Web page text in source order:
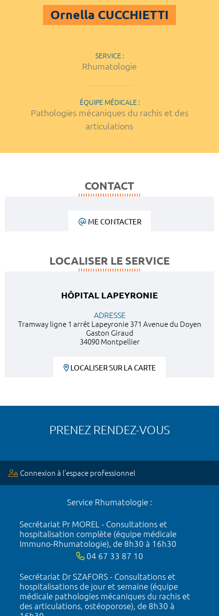
Ornella CUCCHIETTI
SERVICE :
Rhumatologie
ÉQUIPE MÉDICALE :
Pathologies mécaniques du rachis et des
articulations
CONTACT
ME CONTACTER
LOCALISER LE SERVICE
HÔPITAL LAPEYRONIE
ADRESSE
Tramway ligne 1 arrêt Lapeyronie 371 Avenue du Doyen
Gaston Giraud
34090 Montpellier
LOCALISER SUR LA CARTE
PRENEZ RENDEZ-VOUS
Connexion à l’espace professionnel
Service Rhumatologie :
Secrétariat Pr MOREL - Consultations et
hospitalisation complète (équipe médicale
Immuno-Rhumatologie), de 8h30 à 16h30
04 67 33 87 10
Secrétariat Dr SZAFORS - Consultations et
hospitalisations de jour et semaine (équipe
médicale pathologies mécaniques du rachis et
des articulations, ostéoporose), de 8h30 à